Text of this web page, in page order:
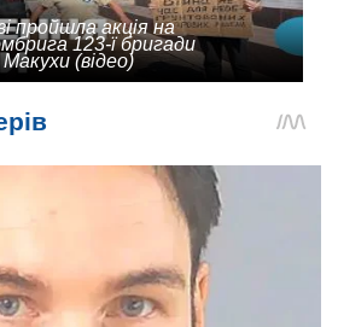
пройшла акція на
123-ї бригади
(відео)